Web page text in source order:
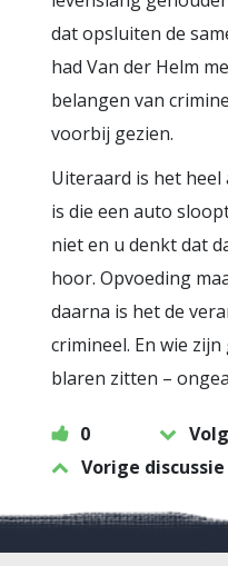
dat opsluiten de
had Van der Helm
belangen van
voorbij gezien.
Uiteraard is het
is die een auto
niet en u denkt dat
hoor. Opvoeding
daarna is het de
crimineel. En wie
blaren zitten –
0
Vorige discussie